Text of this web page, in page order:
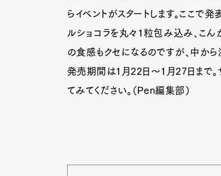
らイベントがスタートします。ここで発
ルショコラを丸々１粒包み込み、こん
の食感もクセになるのですが、中から
発売期間は1月22日～1月27日まで。
てみてください。（Pen編集部）